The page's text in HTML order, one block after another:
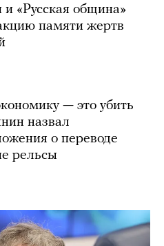
«Русская община»
памяти жертв
— это убить
назвал
о переводе
рельсы